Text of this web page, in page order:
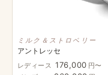
ミルク＆ストロベリー
アントレッセ
レディース 176,000 円〜